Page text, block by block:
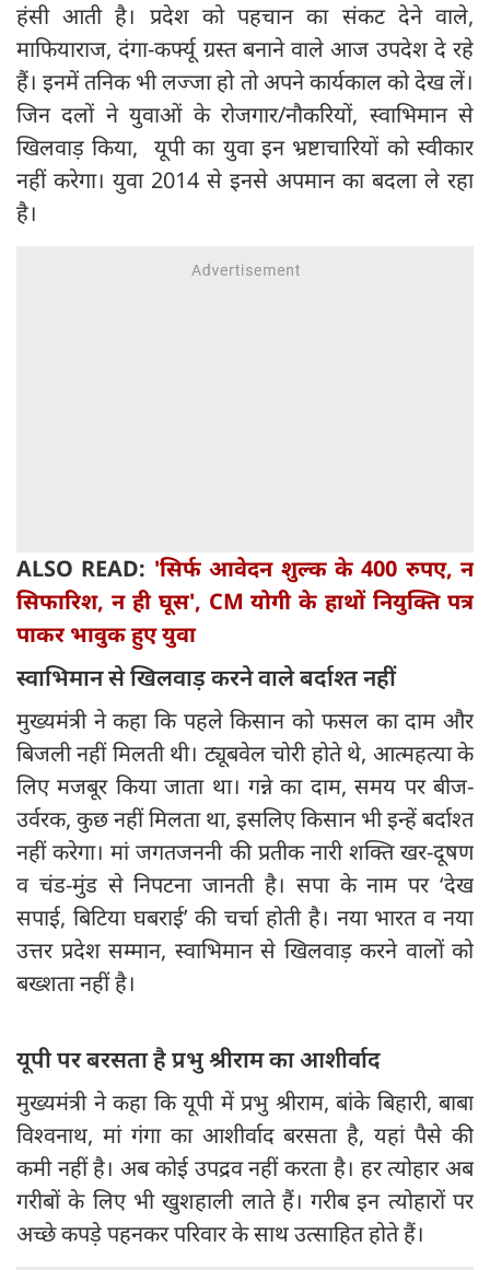
हंसी आती है। प्रदेश को पहचान का संकट देने वाले,
माफियाराज, दंगा-कर्फ्यू ग्रस्त बनाने वाले आज उपदेश दे रहे
हैं। इनमें तनिक भी लज्जा हो तो अपने कार्यकाल को देख लें।
जिन दलों ने युवाओं के रोजगार/नौकरियों, स्वाभिमान से
खिलवाड़ किया, यूपी का युवा इन भ्रष्टाचारियों को स्वीकार
नहीं करेगा। युवा 2014 से इनसे अपमान का बदला ले रहा
है।
ALSO READ: 'सिर्फ आवेदन शुल्क के 400 रुपए, न
सिफारिश, न ही घूस', CM योगी के हाथों नियुक्ति पत्र
पाकर भावुक हुए युवा
स्वाभिमान से खिलवाड़ करने वाले बर्दाश्त नहीं
मुख्यमंत्री ने कहा कि पहले किसान को फसल का दाम और
बिजली नहीं मिलती थी। ट्यूबवेल चोरी होते थे, आत्महत्या के
लिए मजबूर किया जाता था। गन्ने का दाम, समय पर बीज-
उर्वरक, कुछ नहीं मिलता था, इसलिए किसान भी इन्हें बर्दाश्त
नहीं करेगा। मां जगतजननी की प्रतीक नारी शक्ति खर-दूषण
व चंड-मुंड से निपटना जानती है। सपा के नाम पर ‘देख
सपाई, बिटिया घबराई’ की चर्चा होती है। नया भारत व नया
उत्तर प्रदेश सम्मान, स्वाभिमान से खिलवाड़ करने वालों को
बख्शता नहीं है।
यूपी पर बरसता है प्रभु श्रीराम का आशीर्वाद
मुख्यमंत्री ने कहा कि यूपी में प्रभु श्रीराम, बांके बिहारी, बाबा
विश्वनाथ, मां गंगा का आशीर्वाद बरसता है, यहां पैसे की
कमी नहीं है। अब कोई उपद्रव नहीं करता है। हर त्योहार अब
गरीबों के लिए भी खुशहाली लाते हैं। गरीब इन त्योहारों पर
अच्छे कपड़े पहनकर परिवार के साथ उत्साहित होते हैं।